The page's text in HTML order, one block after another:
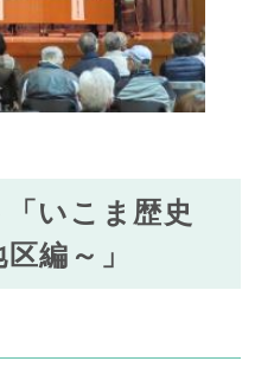
いこま歴史
編～」